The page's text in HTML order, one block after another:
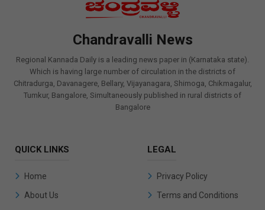
Chandravalli News
Regional Kannada Daily is a leading news paper in (Karnataka state).
Which is having large number of circulation in the districts of
Chitradurga, Davanagere, Bellary, Vijayanagara, Shimoga, Chikmagalur,
Tumkur, Bangalore, Simultaneously published in rural districts of
Bangalore
QUICK LINKS
Home
About Us
LEGAL
Privacy Policy
Terms and Conditions